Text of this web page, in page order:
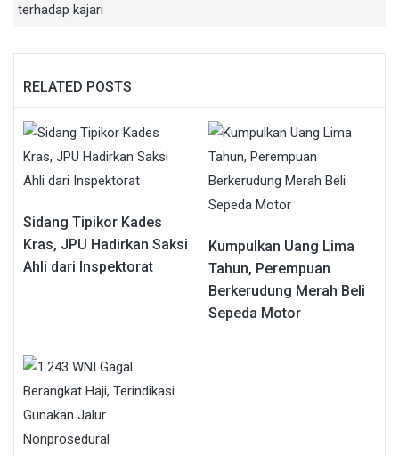
terhadap kajari
RELATED POSTS
Sidang Tipikor Kades
Kras, JPU Hadirkan Saksi
Ahli dari Inspektorat
Kumpulkan Uang Lima
Tahun, Perempuan
Berkerudung Merah Beli
Sepeda Motor